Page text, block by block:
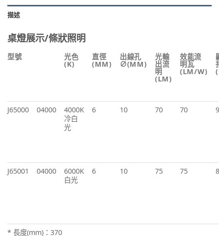
描述
桌燈展示/條狀照明
型號 光色
(K)
直徑
(MM)
出線孔
∅(MM)
光輸
出流
明
(LM)
效能流
明瓦
(LM/W)
J65000 04000
4000K
冷白
光
6 10 70 70
J65001 04000
6000K
白光
6 10 75 75
* 長度(mm)：370